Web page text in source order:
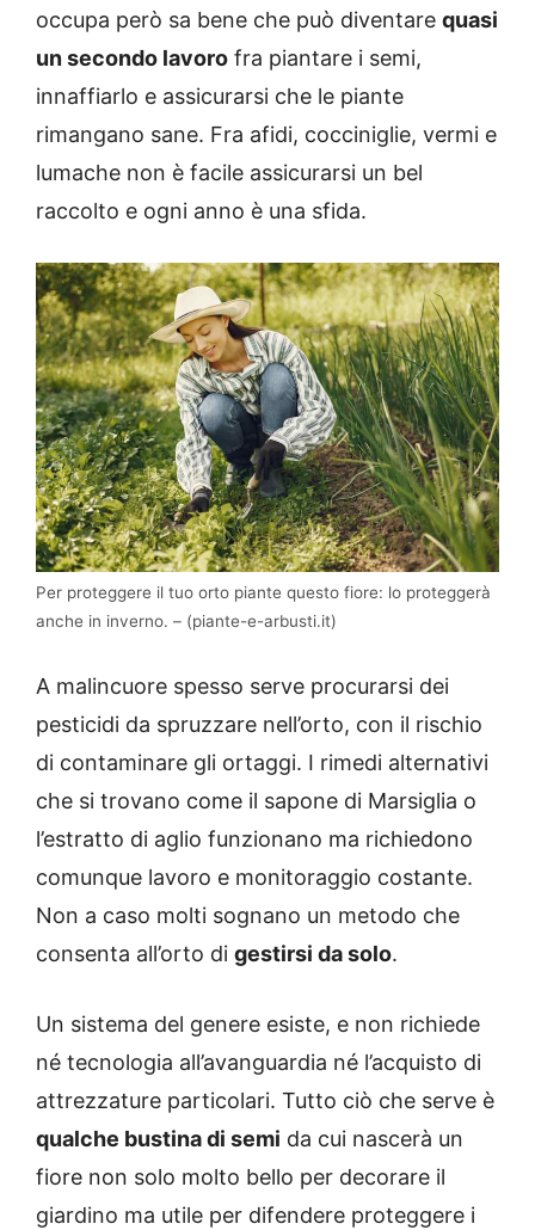
occupa però sa bene che può diventare quasi
un secondo lavoro fra piantare i semi,
innaffiarlo e assicurarsi che le piante
rimangano sane. Fra afidi, cocciniglie, vermi e
lumache non è facile assicurarsi un bel
raccolto e ogni anno è una sfida.
Per proteggere il tuo orto piante questo fiore: lo proteggerà
anche in inverno. – (piante-e-arbusti.it)
A malincuore spesso serve procurarsi dei
pesticidi da spruzzare nell’orto, con il rischio
di contaminare gli ortaggi. I rimedi alternativi
che si trovano come il sapone di Marsiglia o
l’estratto di aglio funzionano ma richiedono
comunque lavoro e monitoraggio costante.
Non a caso molti sognano un metodo che
consenta all’orto di gestirsi da solo.
Un sistema del genere esiste, e non richiede
né tecnologia all’avanguardia né l’acquisto di
attrezzature particolari. Tutto ciò che serve è
qualche bustina di semi da cui nascerà un
fiore non solo molto bello per decorare il
giardino ma utile per difendere proteggere i